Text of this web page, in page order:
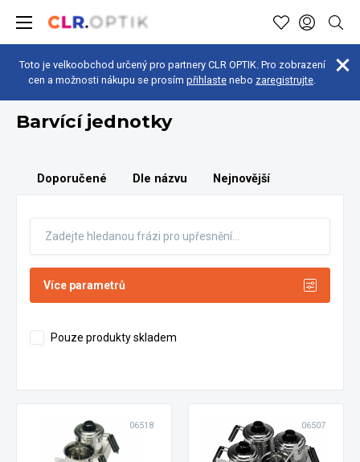
Toto je velkoobchod určený pro partnery CLR OPTIK. Pro zobrazení
cen a možnosti nákupu se prosím přihlaste nebo zaregistrujte.
Optická dílna Malé přístroje Barvící jednotky
Barvící jednotky
Doporučené Dle názvu Nejnovější
Více parametrů
Pouze produkty skladem
06518 06507